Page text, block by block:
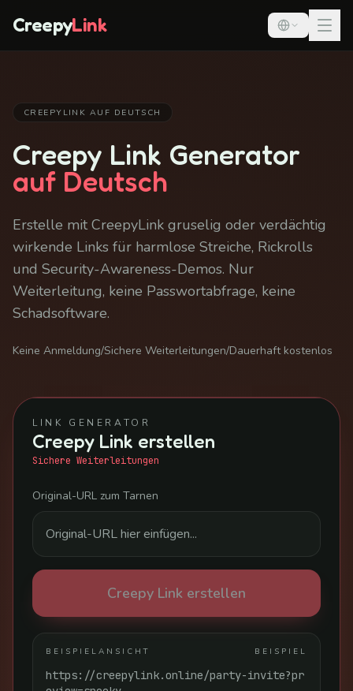
CreepyLink
CREEPYLINK AUF DEUTSCH
Creepy Link Generator
auf Deutsch
Erstelle mit CreepyLink gruselig oder verdächtig
wirkende Links für harmlose Streiche, Rickrolls
und Security-Awareness-Demos. Nur
Weiterleitung, keine Passwortabfrage, keine
Schadsoftware.
Keine Anmeldung/Sichere Weiterleitungen/Dauerhaft kostenlos
LINK GENERATOR
Creepy Link erstellen
Sichere Weiterleitungen
Original-URL zum Tarnen
Creepy Link erstellen
BEISPIELANSICHT BEISPIEL
https://creepylink.online/party-invite?pr